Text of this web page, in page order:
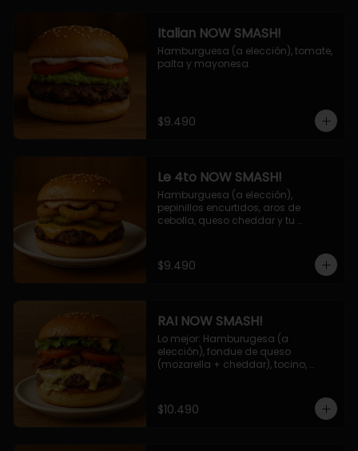
Italian NOW SMASH!
Hamburguesa (a elección), tomate,
palta y mayonesa.
$9.490
Le 4to NOW SMASH!
Hamburguesa (a elección),
pepinillos encurtidos, aros de
cebolla, queso cheddar y tu
$9.490
RAI NOW SMASH!
Lo mejor: Hamburugesa (a
elección), fondue de queso
(mozarella + cheddar), tocino,
NOW!
$10.490